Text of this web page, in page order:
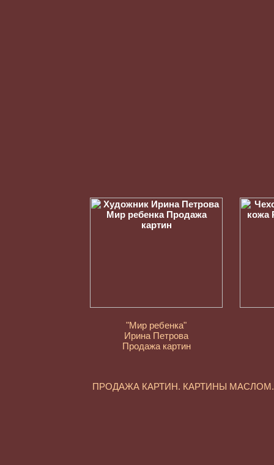
"Мир ребенка"
Ирина Петрова
Продажа картин
ПРОДАЖА КАРТИН. КАРТИНЫ